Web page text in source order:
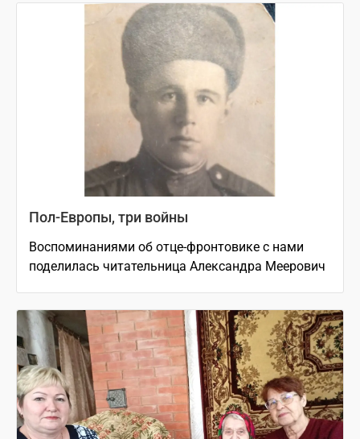
Пол-Европы, три войны
Воспоминаниями об отце-фронтовике с нами
поделилась читательница Александра Меерович